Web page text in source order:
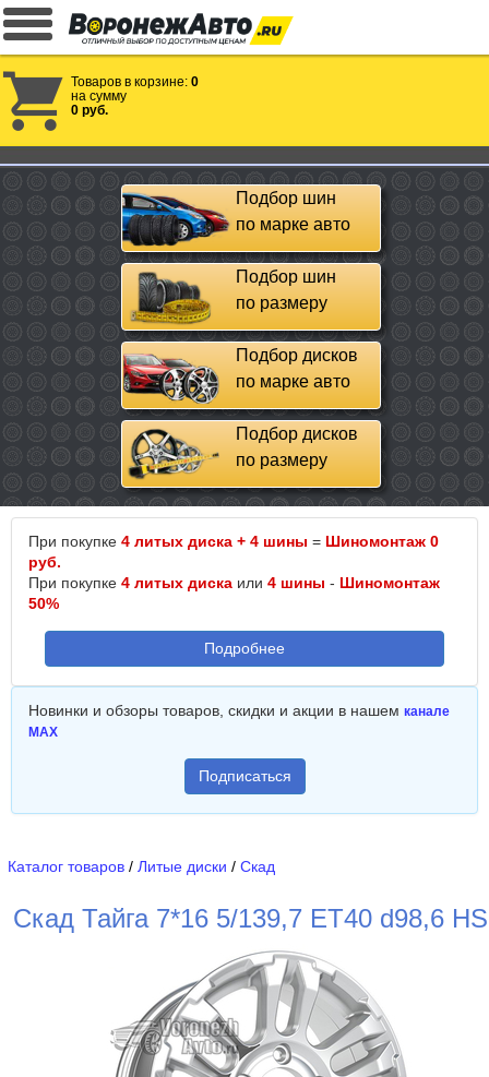
Товаров в корзине: 0
на сумму
0 руб.
Подбор шин
по марке авто
Подбор шин
по размеру
Подбор дисков
по марке авто
Подбор дисков
по размеру
При покупке 4 литых диска + 4 шины = Шиномонтаж 0
руб.
При покупке 4 литых диска или 4 шины - Шиномонтаж
50%
Подробнее
Новинки и обзоры товаров, скидки и акции в нашем канале
MAX
Подписаться
Каталог товаров / Литые диски / Скад
Скад Тайга 7*16 5/139,7 ET40 d98,6 HS